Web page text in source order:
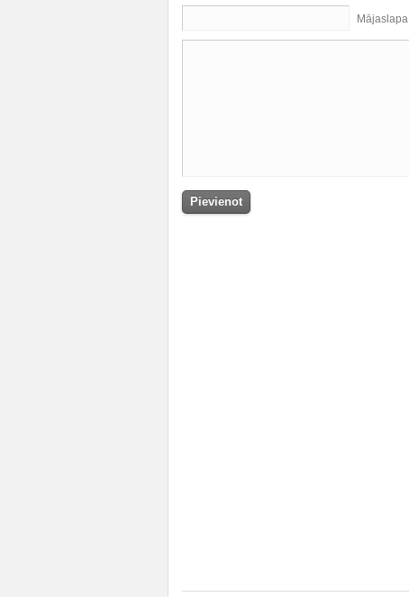
Mājaslapa